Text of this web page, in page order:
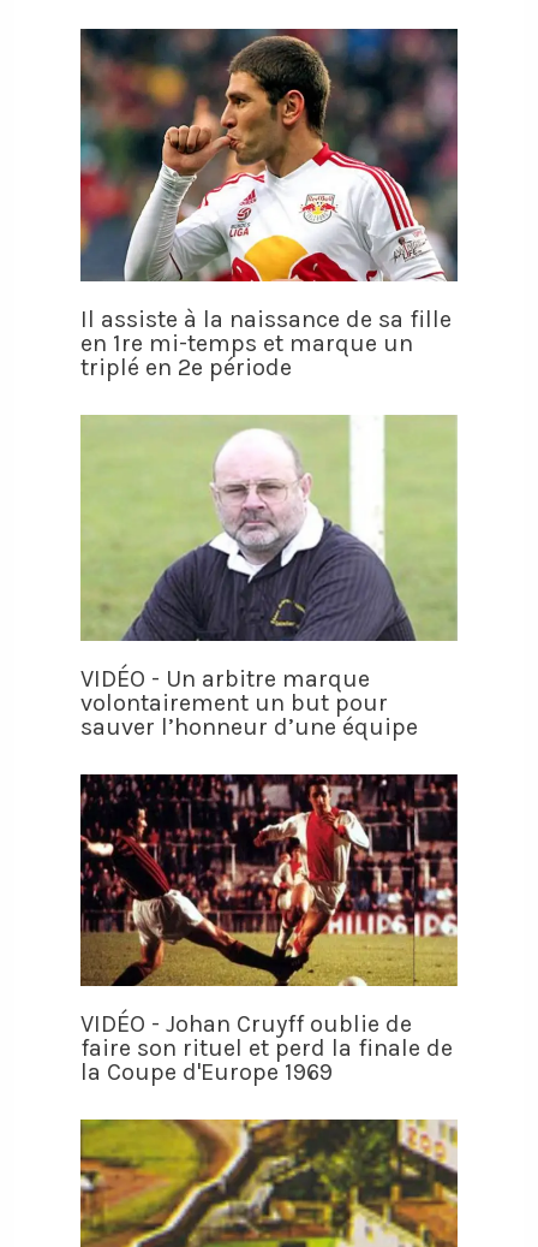
Il assiste à la naissance de sa fille
en 1re mi-temps et marque un
triplé en 2e période
VIDÉO - Un arbitre marque
volontairement un but pour
sauver l’honneur d’une équipe
VIDÉO - Johan Cruyff oublie de
faire son rituel et perd la finale de
la Coupe d'Europe 1969